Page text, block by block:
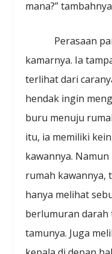
mana?”
Perasaan
kamarnya. Ia
terlihat dari
hendak ingin
buru menuju
itu, ia memiliki
kawannya.
rumah kawannya,
hanya melihat
berlumuran darah
tamunya. Juga